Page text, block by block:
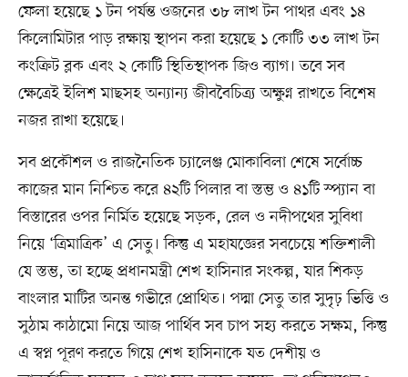
ফেলা হয়েছে ১ টন পর্যন্ত ওজনের ৩৮ লাখ টন পাথর এবং ১৪
কিলোমিটার পাড় রক্ষায় স্থাপন করা হয়েছে ১ কোটি ৩৩ লাখ টন
কংক্রিট ব্লক এবং ২ কোটি স্থিতিস্থাপক জিও ব্যাগ। তবে সব
ক্ষেত্রেই ইলিশ মাছসহ অন্যান্য জীববৈচিত্র্য অক্ষুণ্ন রাখতে বিশেষ
নজর রাখা হয়েছে।
সব প্রকৌশল ও রাজনৈতিক চ্যালেঞ্জ মোকাবিলা শেষে সর্বোচ্চ
কাজের মান নিশ্চিত করে ৪২টি পিলার বা স্তম্ভ ও ৪১টি স্প্যান বা
বিস্তারের ওপর নির্মিত হয়েছে সড়ক, রেল ও নদীপথের সুবিধা
নিয়ে ‘ত্রিমাত্রিক’ এ সেতু। কিন্তু এ মহাযজ্ঞের সবচেয়ে শক্তিশালী
যে স্তম্ভ, তা হচ্ছে প্রধানমন্ত্রী শেখ হাসিনার সংকল্প, যার শিকড়
বাংলার মাটির অনন্ত গভীরে প্রোথিত। পদ্মা সেতু তার সুদৃঢ় ভিত্তি ও
সুঠাম কাঠামো নিয়ে আজ পার্থিব সব চাপ সহ্য করতে সক্ষম, কিন্তু
এ স্বপ্ন পূরণ করতে গিয়ে শেখ হাসিনাকে যত দেশীয় ও